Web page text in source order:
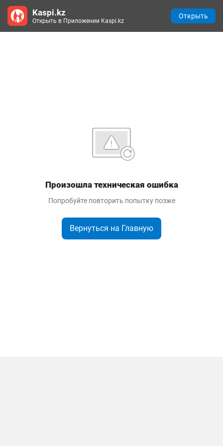
Произошла техническая ошибка
Попробуйте повторить попытку позже
Вернуться на Главную
Kaspi.kz
Открыть в Приложении Kaspi.kz
Открыть